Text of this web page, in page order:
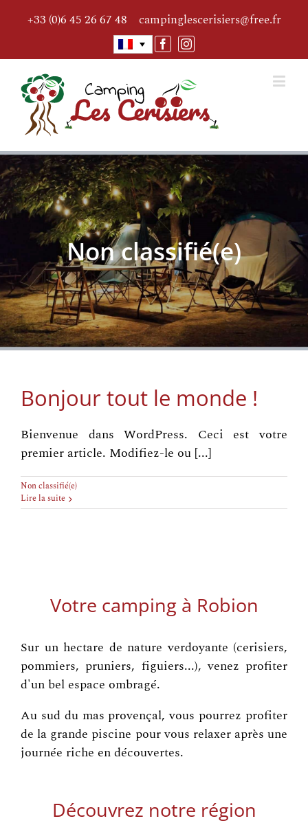
+33 (0)6 45 26 67 48 campinglescerisiers@free.fr
FacebookInstagram
Non classifié(e)
Bonjour tout le monde !
Bienvenue dans WordPress. Ceci est votre
premier article. Modifiez-le ou [...]
Non classifié(e)
Lire la suite
Votre camping à Robion
Sur un hectare de nature verdoyante (cerisiers,
pommiers, pruniers, figuiers...), venez profiter
d'un bel espace ombragé.
Au sud du mas provençal, vous pourrez profiter
de la grande piscine pour vous relaxer après une
journée riche en découvertes.
Découvrez notre région